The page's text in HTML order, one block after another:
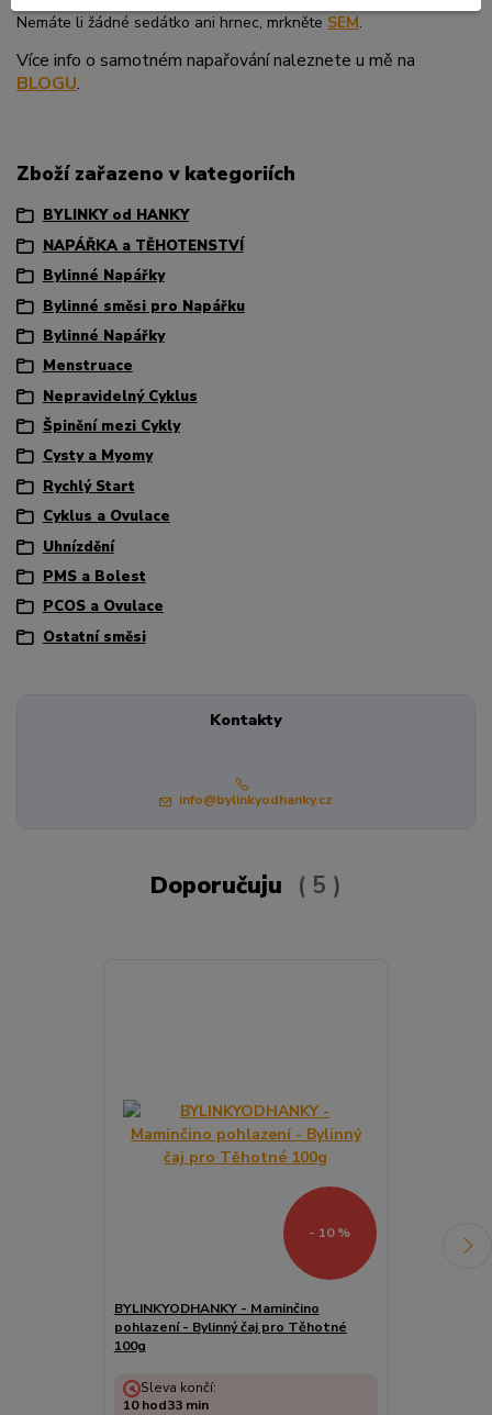
Nemáte li žádné sedátko ani hrnec, mrkněte SEM.
Více info o samotném napařování naleznete u mě na
BLOGU.
Zboží zařazeno v kategoriích
BYLINKY od HANKY
NAPÁŘKA a TĚHOTENSTVÍ
Bylinné Napářky
Bylinné směsi pro Napářku
Bylinné Napářky
Menstruace
Nepravidelný Cyklus
Špinění mezi Cykly
Cysty a Myomy
Rychlý Start
Cyklus a Ovulace
Uhnízdění
PMS a Bolest
PCOS a Ovulace
Ostatní směsi
Kontakty
info@bylinkyodhanky.cz
Doporučuju 5
- 10 %
BYLINKYODHANKY - Maminčino
pohlazení - Bylinný čaj pro Těhotné
100g
Sleva končí:
10hod33 min